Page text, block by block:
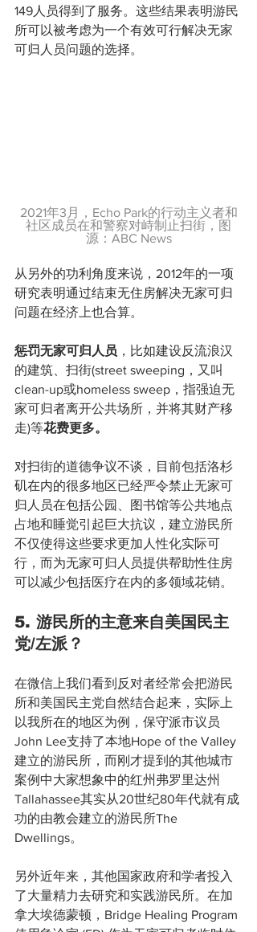
149人员得到了服务。这些结果表明游民
所可以被考虑为一个有效可行解决无家
可归人员问题的选择。
2021年3月，Echo Park的行动主义者和
社区成员在和警察对峙制止扫街，图
源：ABC News
从另外的功利角度来说，2012年的一项
研究表明通过结束无住房解决无家可归
问题在经济上也合算。
惩罚无家可归人员 ，比如建设反流浪汉
的建筑、扫街(street sweeping，又叫
clean-up或homeless sweep，指强迫无
家可归者离开公共场所，并将其财产移
走)等花费更多。
对扫街的道德争议不谈，目前包括洛杉
矶在内的很多地区已经严令禁止无家可
归人员在包括公园、图书馆等公共地点
占地和睡觉引起巨大抗议，建立游民所
不仅使得这些要求更加人性化实际可
行，而为无家可归人员提供帮助性住房
可以减少包括医疗在内的多领域花销。
5. 游民所的主意来自美国民主
党/左派？
在微信上我们看到反对者经常会把游民
所和美国民主党自然结合起来，实际上
以我所在的地区为例，保守派市议员
John Lee支持了本地Hope of the Valley
建立的游民所，而刚才提到的其他城市
案例中大家想象中的红州弗罗里达州
Tallahassee其实从20世纪80年代就有成
功的由教会建立的游民所The
Dwellings。
另外近年来，其他国家政府和学者投入
了大量精力去研究和实践游民所。在加
拿大埃德蒙顿，Bridge Healing Program